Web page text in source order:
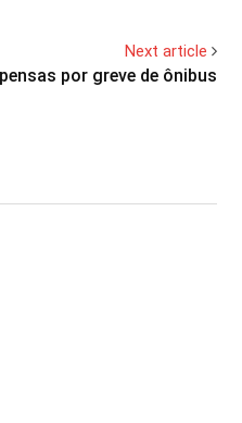
Next article
por greve de ônibus